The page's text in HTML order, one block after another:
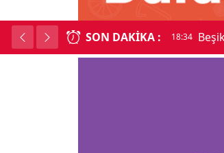
SON DAKIKA : 18:34